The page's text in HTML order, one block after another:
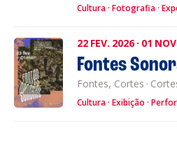
Cultura Fotografia
22 FEV. 2026 · 01
Fontes
Fontes, Cortes ·
Cultura Exibição